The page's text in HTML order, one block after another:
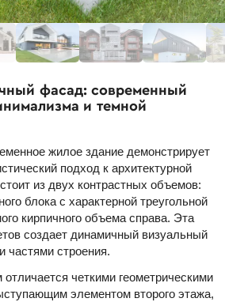
фасад: современный
и темной
жилое здание демонстрирует
подход к архитектурной
из двух контрастных объемов:
блока с характерной треугольной
кирпичного объема справа. Эта
создает динамичный визуальный
частями строения.
четкими геометрическими
элементом второго этажа,